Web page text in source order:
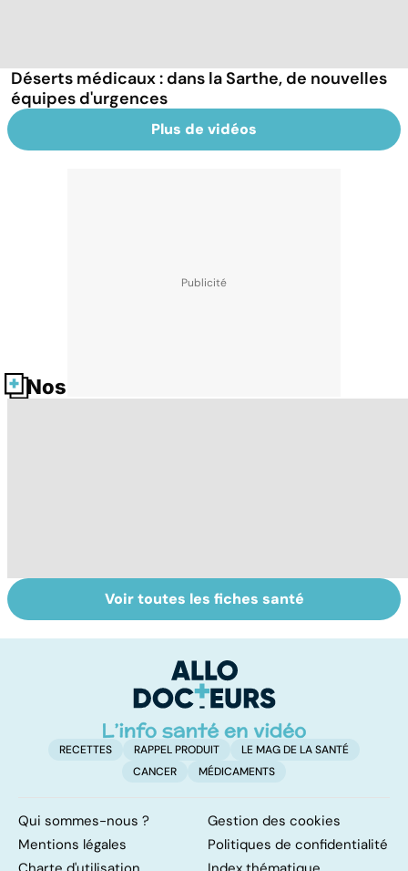
Déserts médicaux : dans la Sarthe, de nouvelles
équipes d'urgences
Plus de vidéos
Nos fiches santé
Mediator® : les
cardiologues en
Mediator® : le
scandale
Voir toutes les fiches santé
RECETTES RAPPEL PRODUIT
LE MAG DE LA SANTÉ
CANCER
MÉDICAMENTS
Qui sommes-nous ?
Gestion des cookies
Mentions légales
Politiques de confidentialité